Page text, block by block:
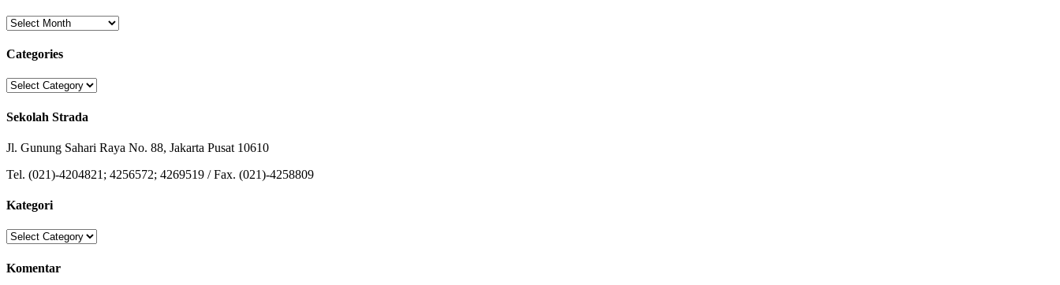
Archives
Categories
Categories
Sekolah Strada
Jl. Gunung Sahari Raya No. 88, Jakarta Pusat 10610
Tel. (021)-4204821; 4256572; 4269519 / Fax. (021)-4258809
Kategori
Kategori
Komentar